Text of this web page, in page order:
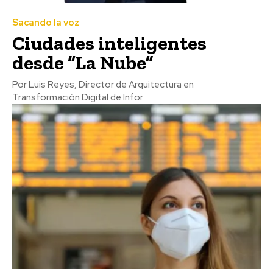
Sacando la voz
Ciudades inteligentes
desde “La Nube”
Por Luis Reyes, Director de Arquitectura en
Transformación Digital de Infor